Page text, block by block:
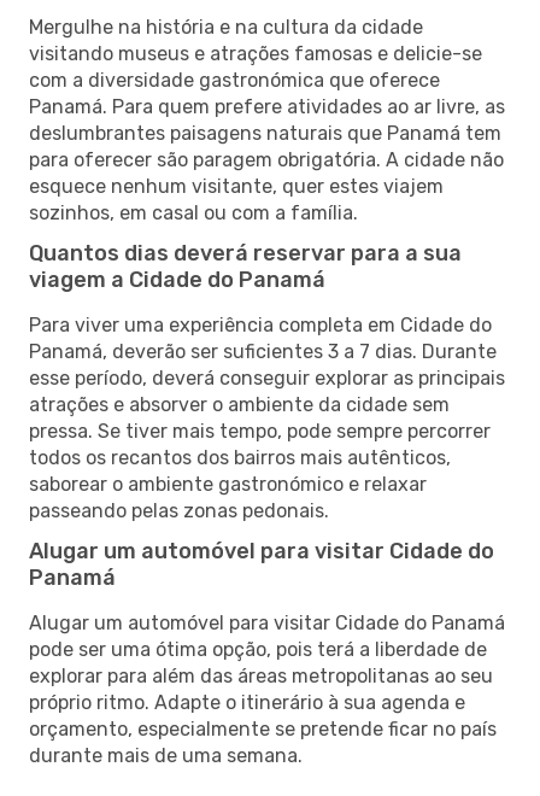
Mergulhe na história e na cultura da cidade
visitando museus e atrações famosas e delicie-se
com a diversidade gastronómica que oferece
Panamá. Para quem prefere atividades ao ar livre, as
deslumbrantes paisagens naturais que Panamá tem
para oferecer são paragem obrigatória. A cidade não
esquece nenhum visitante, quer estes viajem
sozinhos, em casal ou com a família.
Quantos dias deverá reservar para a sua
viagem a Cidade do Panamá
Para viver uma experiência completa em Cidade do
Panamá, deverão ser suficientes 3 a 7 dias. Durante
esse período, deverá conseguir explorar as principais
atrações e absorver o ambiente da cidade sem
pressa. Se tiver mais tempo, pode sempre percorrer
todos os recantos dos bairros mais autênticos,
saborear o ambiente gastronómico e relaxar
passeando pelas zonas pedonais.
Alugar um automóvel para visitar Cidade do
Panamá
Alugar um automóvel para visitar Cidade do Panamá
pode ser uma ótima opção, pois terá a liberdade de
explorar para além das áreas metropolitanas ao seu
próprio ritmo. Adapte o itinerário à sua agenda e
orçamento, especialmente se pretende ficar no país
durante mais de uma semana.